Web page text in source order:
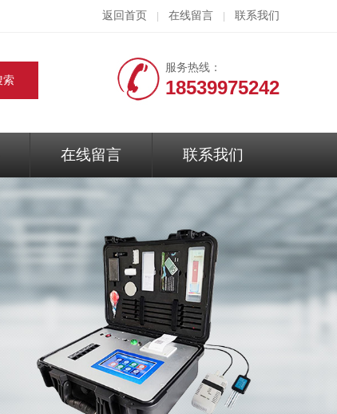
返回首页 在线留言 联系我们
服务热线：
18539975242
在线留言 联系我们